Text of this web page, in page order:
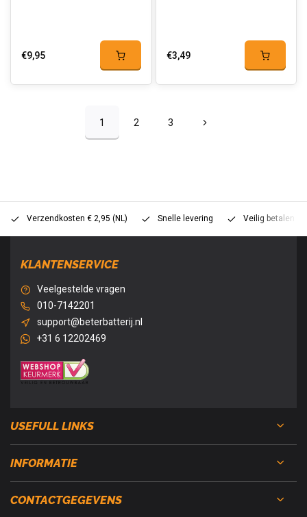
€9,95 €3,49
1 2 3
Verzendkosten € 2,95 (NL) Snelle levering Veilig betalen
KLANTENSERVICE
Veelgestelde vragen
010-7142201
support@beterbatterij.nl
+31 6 12202469
USEFULL LINKS
INFORMATIE
CONTACTGEGEVENS